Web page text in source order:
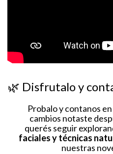
🌿 Disfrutalo y
Probalo y contanos en
cambios notaste
querés seguir
faciales y técnicas
nuestras